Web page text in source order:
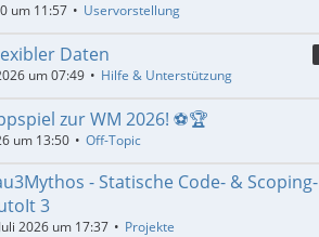
um 11:57 Uservorstellung
Daten
um 07:49 Hilfe & Unterstützung
zur WM 2026! ⚽🏆
um 13:50 Off-Topic
- Statische Code- & Scoping-
3
2026 um 17:37 Projekte